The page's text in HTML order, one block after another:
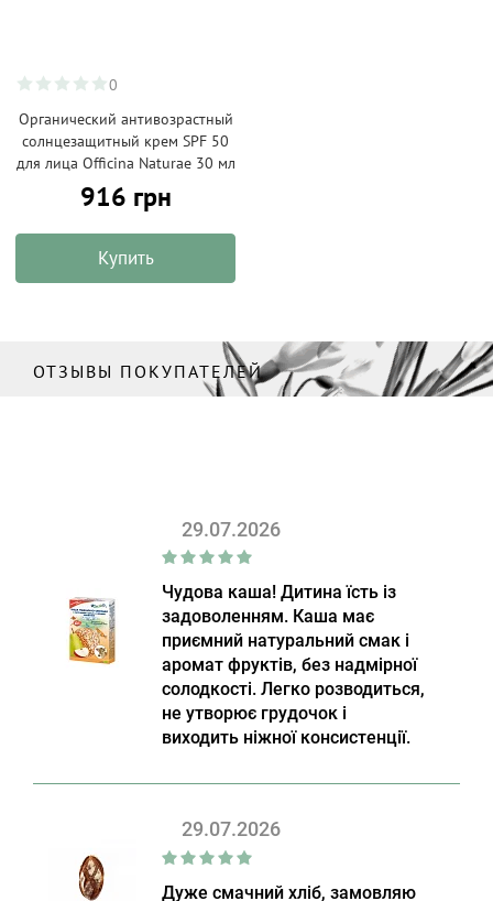
0
Органический антивозрастный
солнцезащитный крем SPF 50
для лица Officina Naturae 30 мл
916 грн
Купить
ОТЗЫВЫ ПОКУПАТЕЛЕЙ
29.07.2026
Чудова каша! Дитина їсть із
задоволенням. Каша має
приємний натуральний смак і
аромат фруктів, без надмірної
солодкості. Легко розводиться,
не утворює грудочок і
виходить ніжної консистенції.
29.07.2026
Дуже смачний хліб, замовляю